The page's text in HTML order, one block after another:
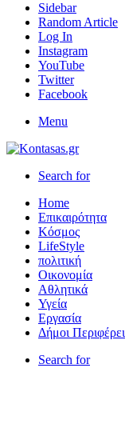
Sidebar
Random Article
Log In
Instagram
YouTube
Twitter
Facebook
Menu
Search for
Home
Επικαιρότητα
Κόσμος
LifeStyle
πολιτική
Οικονομία
Αθλητικά
Υγεία
Εργασία
Δήμοι
Search for